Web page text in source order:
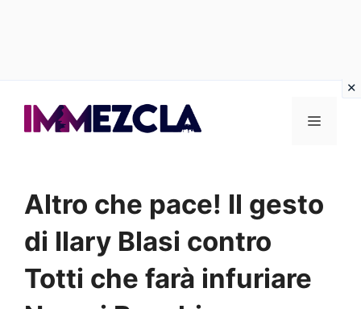
Menu
Altro che pace! Il gesto
di Ilary Blasi contro
Totti che farà infuriare